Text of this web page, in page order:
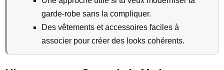
garde-robe sans la compliquer.
Des vêtements et accessoires faciles à
associer pour créer des looks cohérents.